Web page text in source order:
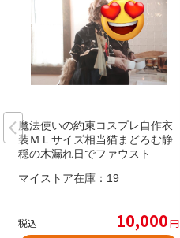
魔法使いの約束コスプレ自作衣
装ＭＬサイズ相当猫まどろむ静
穏の木漏れ日でファウスト
マイストア在庫： 19
税込 10,000円